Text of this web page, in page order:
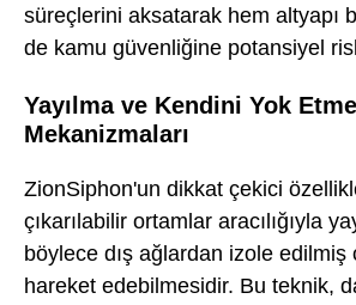
süreçlerini aksatarak hem altyapı
de kamu güvenliğine potansiyel
Yayılma ve Kendini Yok Etme
Mekanizmaları
ZionSiphon'un dikkat çekici
çıkarılabilir ortamlar aracılığıyla
böylece dış ağlardan izole
hareket edebilmesidir. Bu teknik,